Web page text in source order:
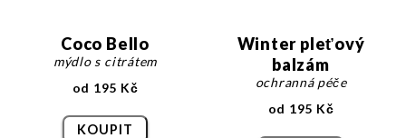
Coco Bello
mýdlo s citrátem
od 195 Kč
KOUPIT
Winter pleťový
balzám
ochranná péče
od 195 Kč